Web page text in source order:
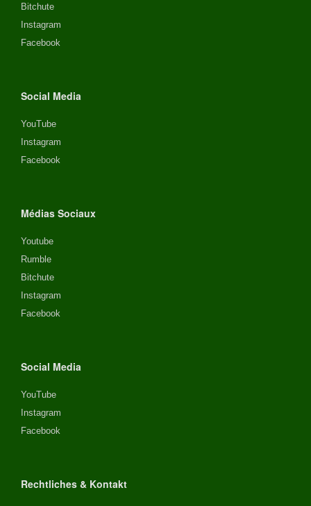
Bitchute
Instagram
Facebook
Social Media
YouTube
Instagram
Facebook
Médias Sociaux
Youtube
Rumble
Bitchute
Instagram
Facebook
Social Media
YouTube
Instagram
Facebook
Rechtliches & Kontakt